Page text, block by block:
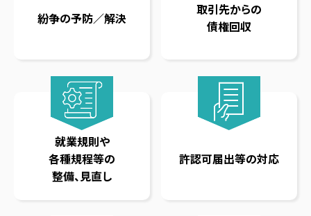
紛争の予防／解決
取引先からの
債権回収
就業規則や
各種規程等の
整備、見直し
許認可届出等の対応